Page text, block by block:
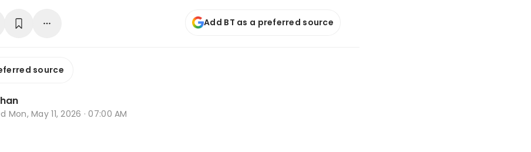
Add BT as a preferred source
source
Mon, May 11, 2026 · 07:00 AM